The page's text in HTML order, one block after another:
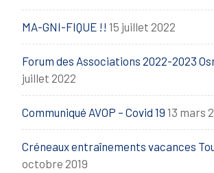
MA-GNI-FIQUE !! 15 juillet 2022
Forum des Associations 2022-2023
juillet 2022
Communiqué AVOP – Covid 19 13 mars
Créneaux entraînements vacances
octobre 2019